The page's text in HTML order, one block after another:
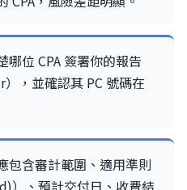
哪位 CPA 簽署你的報告
，並確認其 PC 號碼在
包含審計範圍、適用準則